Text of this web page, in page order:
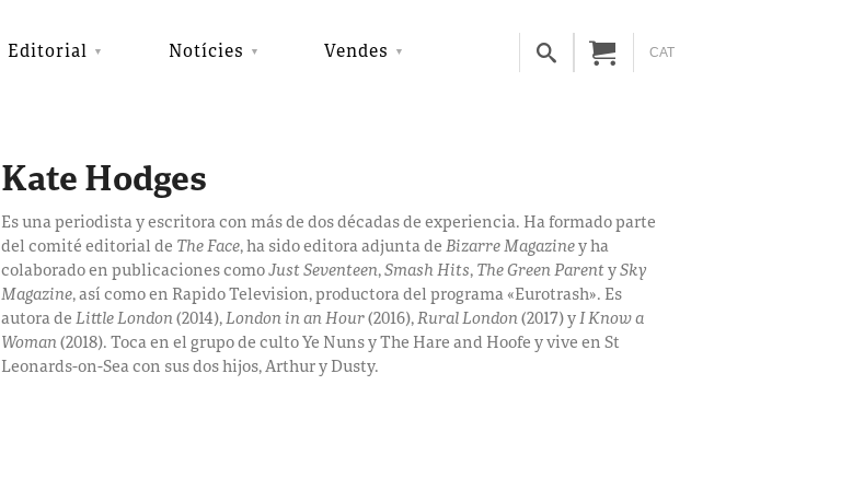
Editorial Notícies Vendes CAT
Kate Hodges
Es una periodista y escritora con más de dos décadas de experiencia. Ha formado parte
del comité editorial de The Face, ha sido editora adjunta deBizarre Magaziney ha
colaborado en publicaciones comoJust Seventeen,Smash Hits, The Green ParentySky
Magazine, así como en Rapido Television, productora del programa «Eurotrash». Es
autora deLittle London(2014),London in an Hour(2016),Rural London(2017) yI Know a
Woman(2018).Toca en el grupo de culto Ye Nuns y The Hare and Hoofe y vive en St
Leonards-on-Sea con sus dos hijos, Arthur y Dusty.